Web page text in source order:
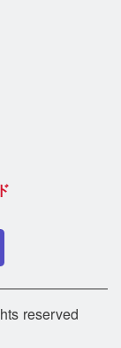
reserved